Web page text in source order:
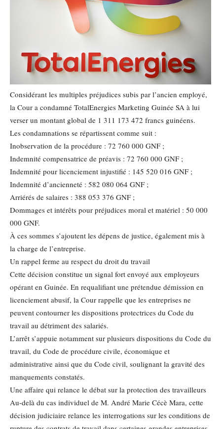
Considérant les multiples préjudices subis par l’ancien employé,
la Cour a condamné TotalEnergies Marketing Guinée SA à lui
verser un montant global de 1 311 173 472 francs guinéens.
Les condamnations se répartissent comme suit :
Inobservation de la procédure : 72 760 000 GNF ;
Indemnité compensatrice de préavis : 72 760 000 GNF ;
Indemnité pour licenciement injustifié : 145 520 016 GNF ;
Indemnité d’ancienneté : 582 080 064 GNF ;
Arriérés de salaires : 388 053 376 GNF ;
Dommages et intérêts pour préjudices moral et matériel : 50 000
000 GNF.
À ces sommes s’ajoutent les dépens de justice, également mis à
la charge de l’entreprise.
Un rappel ferme au respect du droit du travail
Cette décision constitue un signal fort envoyé aux employeurs
opérant en Guinée. En requalifiant une prétendue démission en
licenciement abusif, la Cour rappelle que les entreprises ne
peuvent contourner les dispositions protectrices du Code du
travail au détriment des salariés.
L’arrêt s’appuie notamment sur plusieurs dispositions du Code du
travail, du Code de procédure civile, économique et
administrative ainsi que du Code civil, soulignant la gravité des
manquements constatés.
Une affaire qui relance le débat sur la protection des travailleurs
Au-delà du cas individuel de M. André Marie Cécè Mara, cette
décision judiciaire relance les interrogations sur les conditions de